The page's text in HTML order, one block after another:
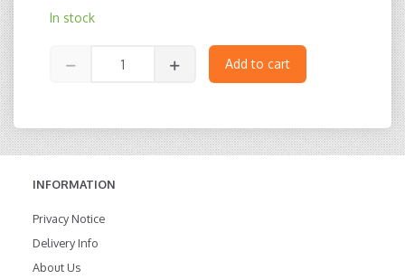
In stock
Add to cart
INFORMATION
Privacy Notice
Delivery Info
About Us